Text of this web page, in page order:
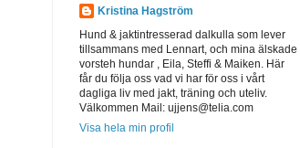
Kristina Hagström
Hund & jaktintresserad dalkulla som lever
tillsammans med Lennart, och mina älskade
vorsteh hundar , Eila, Steffi & Maiken. Här
får du följa oss vad vi har för oss i vårt
dagliga liv med jakt, träning och uteliv.
Välkommen Mail: ujjens@telia.com
Visa hela min profil